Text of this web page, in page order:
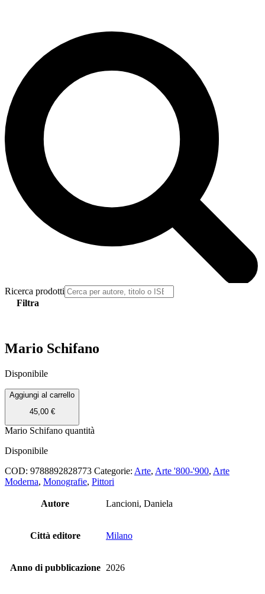
Ricerca prodotti
Filtra
Mario Schifano
Disponibile
Aggiungi al carrello
45,00 €
Mario Schifano quantità
Disponibile
COD: 9788892828773 Categorie: Arte, Arte '800-'900, Arte
Moderna, Monografie, Pittori
Autore Lancioni, Daniela
Città editore Milano
Anno di pubblicazione 2026